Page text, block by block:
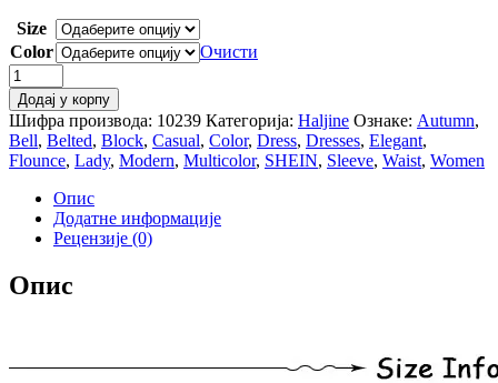
Size
Color
Очисти
SHEIN
Multicolor
Waist
Belted
Bell
Sleeve
Color
Block
Flounce
Sleeve
Dress
Casual
Modern
Додај у корпу
Шифра производа: 10239 Категорија: Haljine Ознаке: Autumn,
Bell, Belted, Block, Casual, Color, Dress, Dresses, Elegant,
Flounce, Lady, Modern, Multicolor, SHEIN, Sleeve, Waist, Women
Опис
Додатне информације
Рецензије (0)
Опис